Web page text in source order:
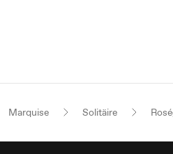
Marquise Solitäire